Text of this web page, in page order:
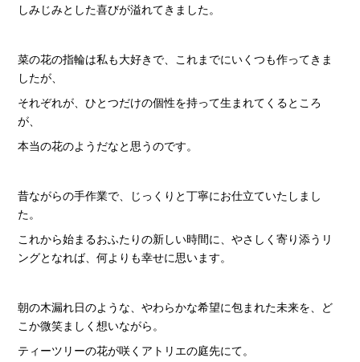
しみじみとした喜びが溢れてきました。
菜の花の指輪は私も大好きで、これまでにいくつも作ってきま
したが、
それぞれが、ひとつだけの個性を持って生まれてくるところ
が、
本当の花のようだなと思うのです。
昔ながらの手作業で、じっくりと丁寧にお仕立ていたしまし
た。
これから始まるおふたりの新しい時間に、やさしく寄り添うリ
ングとなれば、何よりも幸せに思います。
朝の木漏れ日のような、やわらかな希望に包まれた未来を、ど
こか微笑ましく想いながら。
ティーツリーの花が咲くアトリエの庭先にて。